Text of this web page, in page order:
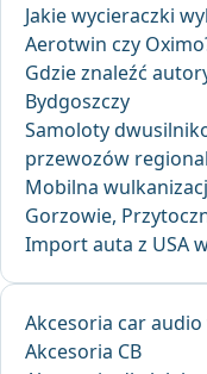
Jakie wycieraczki
Aerotwin czy
Gdzie znaleźć
Bydgoszczy
Samoloty
przewozów
Mobilna
Gorzowie,
Import auta z USA
Akcesoria car audio
Akcesoria CB